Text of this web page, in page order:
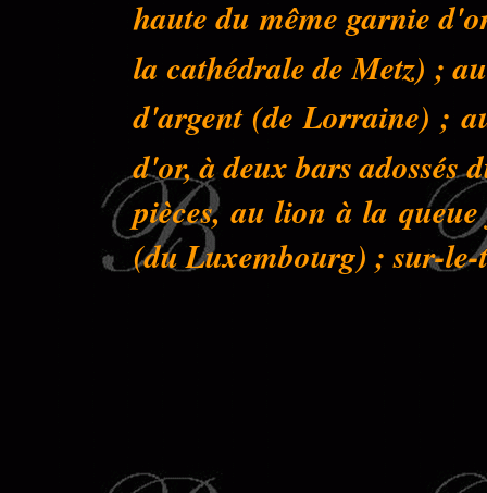
haute du même garnie
la cathédrale de Metz) ;
d'argent (de Lorraine) ;
d'or, à deux bars adossés
pièces, au lion à la
(du Luxembourg) ; sur-le-